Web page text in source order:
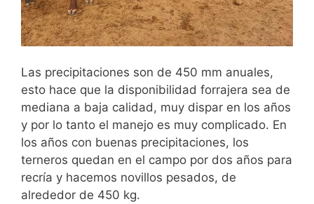
Las precipitaciones son de 450 mm anuales,
esto hace que la disponibilidad forrajera sea de
mediana a baja calidad, muy dispar en los años
y por lo tanto el manejo es muy complicado. En
los años con buenas precipitaciones, los
terneros quedan en el campo por dos años para
recría y hacemos novillos pesados, de
alrededor de 450 kg.